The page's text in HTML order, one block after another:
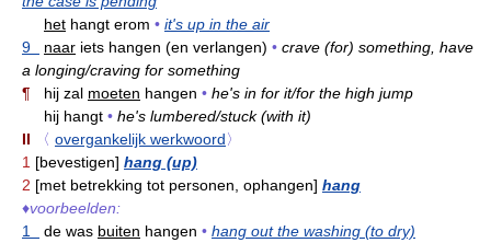
het hangt erom • it's up in the air
9
naar iets hangen (en verlangen) • crave (for) something, have
a longing/craving for something
¶ hij zal moeten hangen • he's in for it/for the high jump
hij hangt • he's lumbered/stuck (with it)
II
〈 overgankelijk werkwoord〉
1 [bevestigen] hang (up)
2 [met betrekking tot personen, ophangen] hang
♦voorbeelden:
1
de was buiten hangen • hang out the washing (to dry)